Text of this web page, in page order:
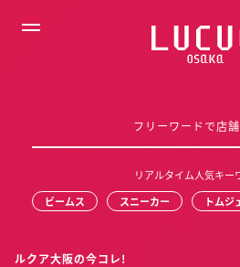
リアルタイム人気キー
ビームス
スニーカー トムジ
ルクア大阪の今コレ!